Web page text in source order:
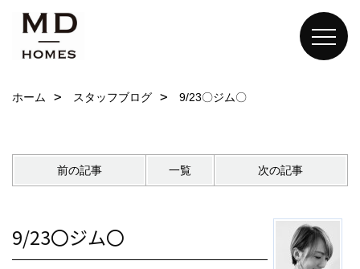
ホーム スタッフブログ 9/23〇ジム〇
前の記事 一覧 次の記事
9/23〇ジム〇